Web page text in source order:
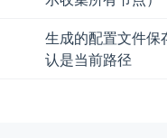
生成的配置文件保
认是当前路径